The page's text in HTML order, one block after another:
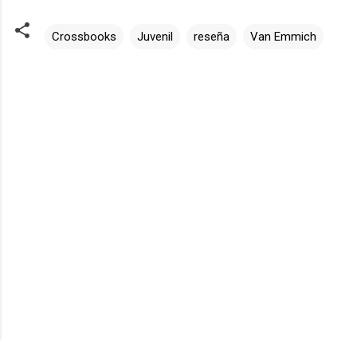
Crossbooks Juvenil reseña Van Emmich